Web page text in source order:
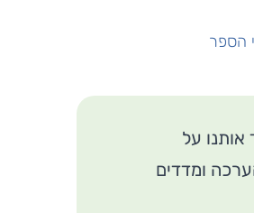
הספר
על
ומדדים